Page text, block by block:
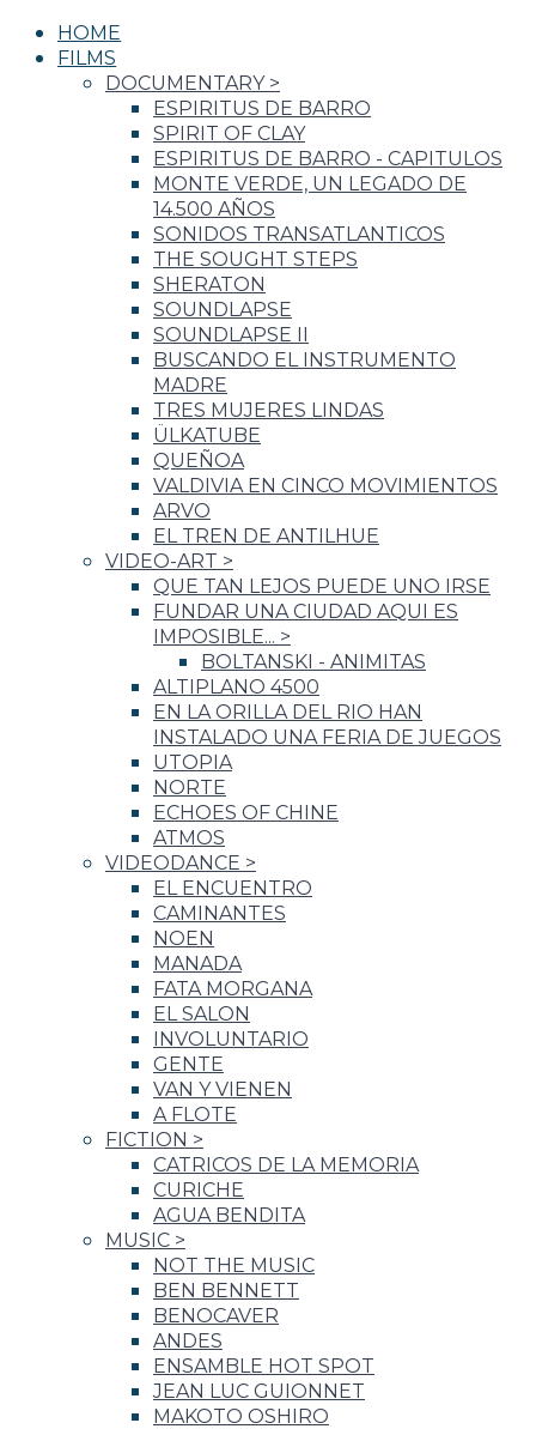
HOME
FILMS
DOCUMENTARY >
ESPIRITUS DE BARRO
SPIRIT OF CLAY
ESPIRITUS DE BARRO - CAPITULOS
MONTE VERDE, UN LEGADO DE
14.500 AÑOS
SONIDOS TRANSATLANTICOS
THE SOUGHT STEPS
SHERATON
SOUNDLAPSE
SOUNDLAPSE II
BUSCANDO EL INSTRUMENTO
MADRE
TRES MUJERES LINDAS
ÜLKATUBE
QUEÑOA
VALDIVIA EN CINCO MOVIMIENTOS
ARVO
EL TREN DE ANTILHUE
VIDEO-ART >
QUE TAN LEJOS PUEDE UNO IRSE
FUNDAR UNA CIUDAD AQUI ES
IMPOSIBLE... >
BOLTANSKI - ANIMITAS
ALTIPLANO 4500
EN LA ORILLA DEL RIO HAN
INSTALADO UNA FERIA DE JUEGOS
UTOPIA
NORTE
ECHOES OF CHINE
ATMOS
VIDEODANCE >
EL ENCUENTRO
CAMINANTES
NOEN
MANADA
FATA MORGANA
EL SALON
INVOLUNTARIO
GENTE
VAN Y VIENEN
A FLOTE
FICTION >
CATRICOS DE LA MEMORIA
CURICHE
AGUA BENDITA
MUSIC >
NOT THE MUSIC
BEN BENNETT
BENOCAVER
ANDES
ENSAMBLE HOT SPOT
JEAN LUC GUIONNET
MAKOTO OSHIRO